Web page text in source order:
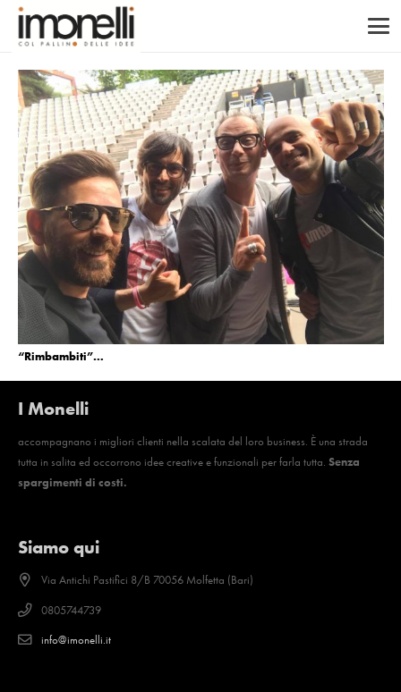
“Rimbambiti”…
I Monelli
accompagnano i migliori clienti nella scalata del loro business. È una strada
tutta in salita ed occorrono idee creative e funzionali per farla tutta. Senza
spargimenti di costi.
Siamo qui
Via Antichi Pastifici 8/B 70056 Molfetta (Bari)
0805744739
info@imonelli.it